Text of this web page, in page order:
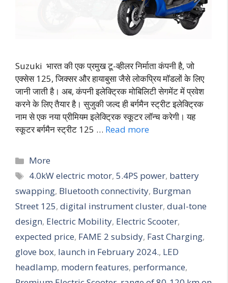
Suzuki भारत की एक प्रमुख टू-व्हीलर निर्माता कंपनी है, जो
एक्सेस 125, जिक्सर और हायाबुसा जैसे लोकप्रिय मॉडलों के लिए
जानी जाती है। अब, कंपनी इलेक्ट्रिक मोबिलिटी सेगमेंट में प्रवेश
करने के लिए तैयार है। सुजुकी जल्द ही बर्गमैन स्ट्रीट इलेक्ट्रिक
नाम से एक नया प्रीमियम इलेक्ट्रिक स्कूटर लॉन्च करेगी। यह
स्कूटर बर्गमैन स्ट्रीट 125 … Read more
More
4.0kW electric motor,5.4PS power, battery
swapping, Bluetooth connectivity, Burgman
Street 125, digital instrument cluster, dual-tone
design, Electric Mobility, Electric Scooter,
expected price, FAME 2 subsidy, Fast Charging,
glove box, launch in February 2024., LED
headlamp, modern features, performance,